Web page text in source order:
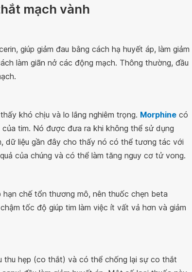
mạch vành
giúp giảm đau bằng cách hạ huyết áp, làm giảm
làm giãn nở các động mạch. Thông thường, đầu
khó chịu và lo lắng nghiêm trọng. Morphine có
tim. Nó được đưa ra khi không thể sử dụng
dữ liệu gần đây cho thấy nó có thể tương tác với
của chúng và có thể làm tăng nguy cơ tử vong.
chế tổn thương mô, nên thuốc chẹn beta
tốc độ giúp tim làm việc ít vất vả hơn và giảm
thu hẹp (co thắt) và có thể chống lại sự co thắt